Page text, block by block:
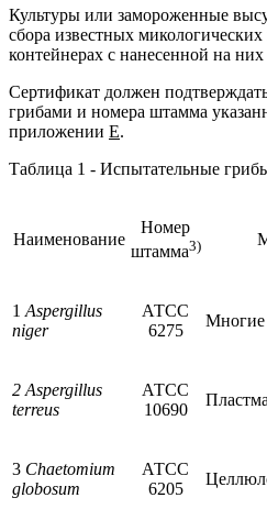
Культуры или замороженные
сбора известных
контейнерах с нанесенной на
Сертификат должен
грибами и номера штамма
приложении Е.
Таблица 1 - Испытательные
Наименование
Номер
штамма3)
1 Aspergillus
niger
АТСС
6275
Многие
2 Aspergillus
terreus
АТСС
10690
3 Chaetomium
globosum
АТСС
6205